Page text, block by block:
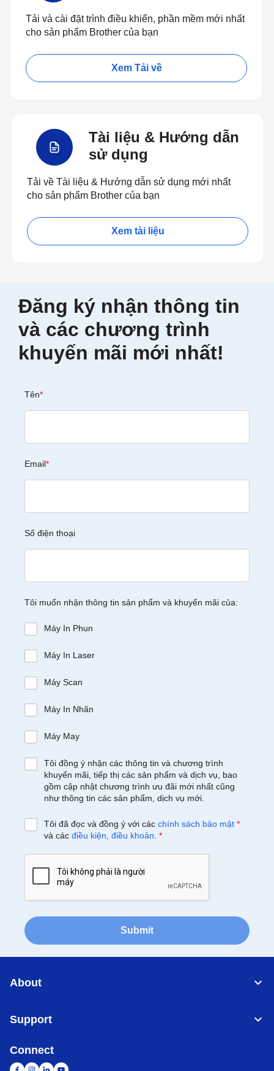
Tải và cài đặt trình điều khiển, phần mềm mới nhất
cho sản phẩm Brother của bạn
Xem Tải về
Tài liệu & Hướng dẫn
sử dụng
Tải về Tài liệu & Hướng dẫn sử dụng mới nhất
cho sản phẩm Brother của bạn
Xem tài liệu
Đăng ký nhận thông tin
và các chương trình
khuyến mãi mới nhất!
Tên*
Email*
Số điện thoại
Tôi muốn nhận thông tin sản phẩm và khuyến mãi của:
Máy In Phun
Máy In Laser
Máy Scan
Máy In Nhãn
Máy May
Tôi đồng ý nhận các thông tin và chương trình
khuyến mãi, tiếp thị các sản phẩm và dịch vụ, bao
gồm cập nhật chương trình ưu đãi mới nhất cũng
như thông tin các sản phẩm, dịch vụ mới.
Tôi đã đọc và đồng ý với các chính sách bảo mật *
và các điều kiện, điều khoản *
Submit
About
Support
Connect